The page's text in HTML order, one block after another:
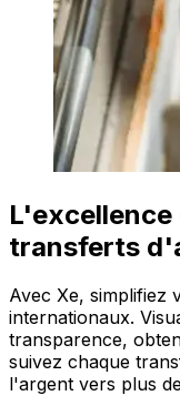
L'excellence
transferts
Avec Xe, simplifiez
internationaux.
transparence,
suivez chaque
l'argent vers plus